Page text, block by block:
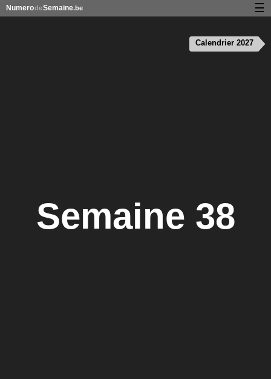
Semaine 38
Calendrier 2027
NumerodeSemaine.be ☰